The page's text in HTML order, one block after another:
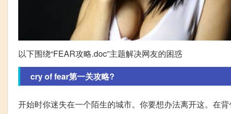
以下围绕“FEAR攻略.doc”主题解决网友的困惑
cry of fear第一关攻略?
开始时你迷失在一个陌生的城市。你要想办法离开这。在